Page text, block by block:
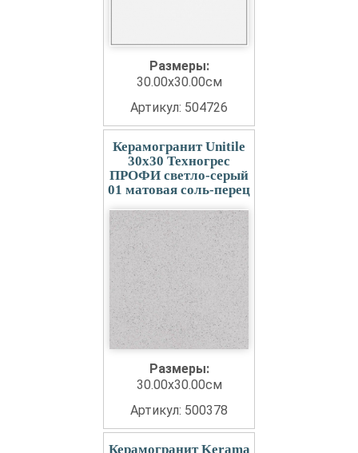
Размеры:
30.00x30.00см
Артикул: 504726
Керамогранит Unitile
30x30 Техногрес
ПРОФИ светло-серый
01 матовая соль-перец
Размеры:
30.00x30.00см
Артикул: 500378
Керамогранит Kerama